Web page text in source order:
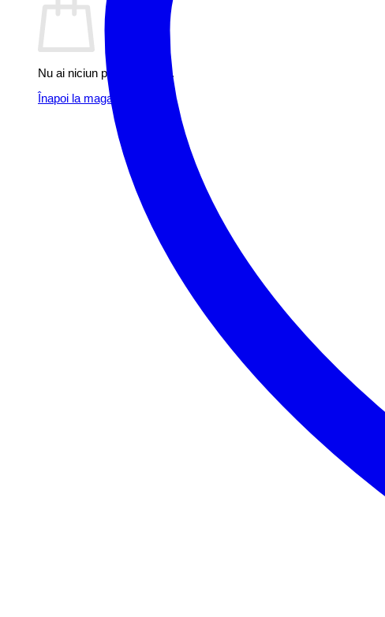
Nu ai niciun produs în coș.
Înapoi la magazin